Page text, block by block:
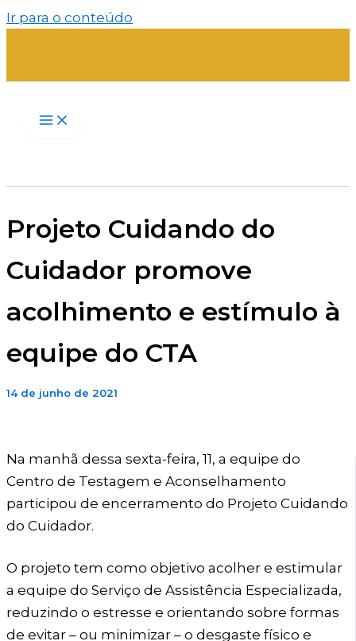
Ir para o conteúdo
Projeto Cuidando do
Cuidador promove
acolhimento e estímulo à
equipe do CTA
14 de junho de 2021
Na manhã dessa sexta-feira, 11, a equipe do
Centro de Testagem e Aconselhamento
participou de encerramento do Projeto Cuidando
do Cuidador.
O projeto tem como objetivo acolher e estimular
a equipe do Serviço de Assistência Especializada,
reduzindo o estresse e orientando sobre formas
de evitar – ou minimizar – o desgaste físico e